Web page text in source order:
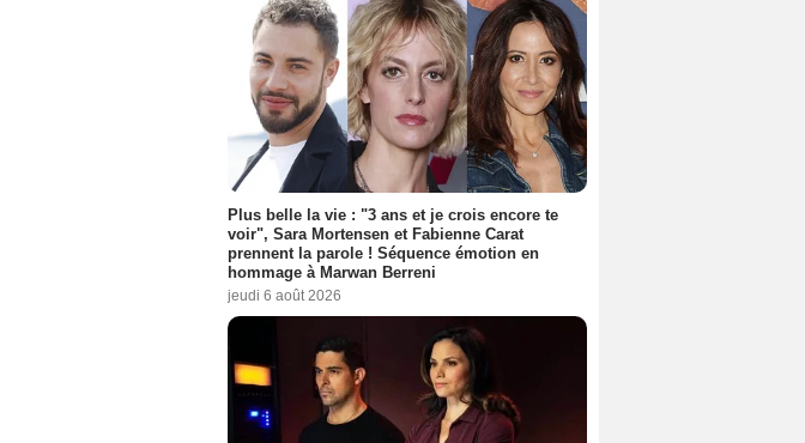
Plus belle la vie : "3 ans et je crois encore te
voir", Sara Mortensen et Fabienne Carat
prennent la parole ! Séquence émotion en
hommage à Marwan Berreni
jeudi 6 août 2026